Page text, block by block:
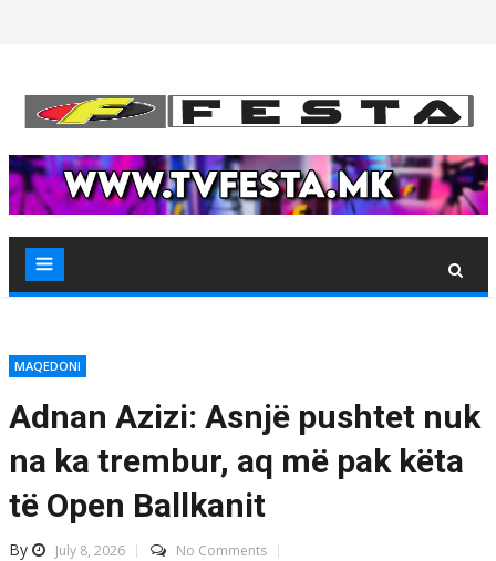
MAQEDONI
Adnan Azizi: Asnjë pushtet nuk
na ka trembur, aq më pak këta
të Open Ballkanit
By July 8, 2026 No Comments